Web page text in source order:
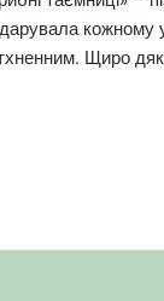
кожному
Щиро